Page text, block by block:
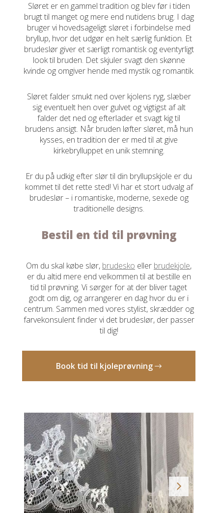
Sløret er en gammel tradition og blev før i tiden
brugt til manget og mere end nutidens brug. I dag
bruger vi hovedsageligt sløret i forbindelse med
bryllup, hvor det udgør en helt særlig funktion. Et
brudeslør giver et særligt romantisk og eventyrligt
look til bruden. Det skjuler svagt den skønne
kvinde og omgiver hende med mystik og romantik.
Sløret falder smukt ned over kjolens ryg, slæber
sig eventuelt hen over gulvet og vigtigst af alt
falder det ned og efterlader et svagt kig til
brudens ansigt. Når bruden løfter sløret, må hun
kysses, en tradition der er med til at give
kirkebrylluppet en unik stemning.
Er du på udkig efter slør til din bryllupskjole er du
kommet til det rette sted! Vi har et stort udvalg af
brudeslør – i romantiske, moderne, sexede og
traditionelle designs.
Bestil en tid til prøvning
Om du skal købe slør, brudesko eller brudekjole,
er du altid mere end velkommen til at bestille en
tid til prøvning. Vi sørger for at der bliver taget
godt om dig, og arrangerer en dag hvor du er i
centrum. Sammen med vores stylist, skrædder og
farvekonsulent finder vi det brudeslør, der passer
til dig!
Book tid til kjoleprøvning